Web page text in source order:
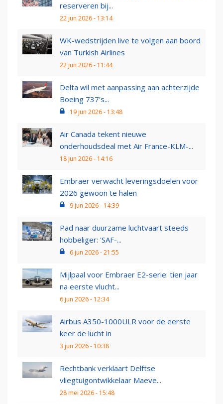
reserveren bij...
22 jun 2026 - 13:14
WK-wedstrijden live te volgen aan boord
van Turkish Airlines
22 jun 2026 - 11:44
Delta wil met aanpassing aan achterzijde
Boeing 737’s...
19 jun 2026 - 13:48
Air Canada tekent nieuwe
onderhoudsdeal met Air France-KLM-...
18 jun 2026 - 14:16
Embraer verwacht leveringsdoelen voor
2026 gewoon te halen
9 jun 2026 - 14:39
Pad naar duurzame luchtvaart steeds
hobbeliger: 'SAF-...
6 jun 2026 - 21:55
Mijlpaal voor Embraer E2-serie: tien jaar
na eerste vlucht...
6 jun 2026 - 12:34
Airbus A350-1000ULR voor de eerste
keer de lucht in
3 jun 2026 - 10:38
Rechtbank verklaart Delftse
vliegtuigontwikkelaar Maeve...
28 mei 2026 - 15:48